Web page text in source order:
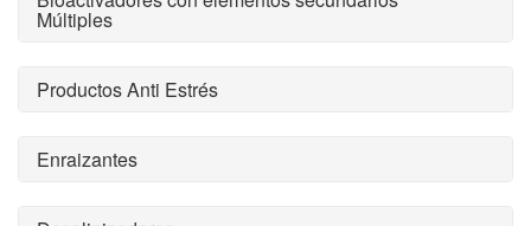
Múltiples
Productos Anti Estrés
Enraizantes